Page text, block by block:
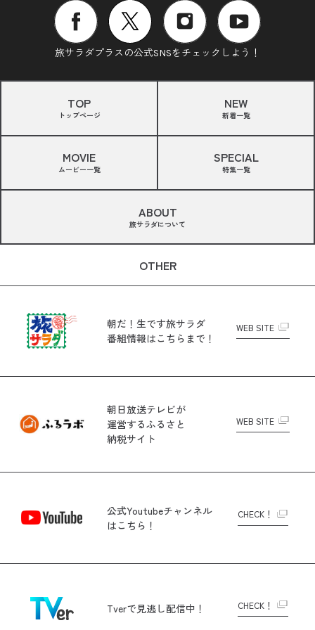
旅サラダプラスの公式SNSをチェックしよう！
TOP
トップページ
NEW
新着一覧
MOVIE
ムービー一覧
SPECIAL
特集一覧
ABOUT
旅サラダについて
OTHER
朝だ！生です旅サラダ
番組情報はこちらまで！
WEB SITE
朝日放送テレビが
運営するふるさと
納税サイト
WEB SITE
公式Youtubeチャンネル
はこちら！
CHECK！
Tverで見逃し配信中！ CHECK！